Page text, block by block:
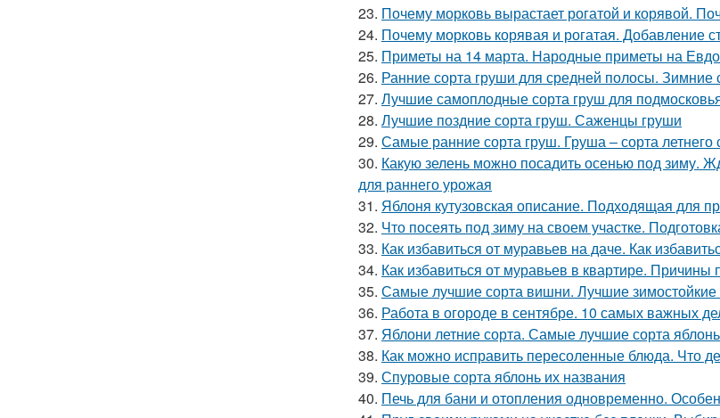
23. Почему морковь вырастает рогатой и корявой.
24. Почему морковь корявая и рогатая. Добавление
25. Приметы на 14 марта. Народные приметы на
26. Ранние сорта груши для средней полосы. Зимние
27. Лучшие самоплодные сорта груш для
28. Лучшие поздние сорта груш. Саженцы груши
29. Самые ранние сорта груш. Груша – сорта летнего
30. Какую зелень можно посадить осенью под зиму.
для раннего урожая
31. Яблоня кутузовская описание. Подходящая для
32. Что посеять под зиму на своем участке.
33. Как избавиться от муравьев на даче. Как
34. Как избавиться от муравьев в квартире.
35. Самые лучшие сорта вишни. Лучшие
36. Работа в огороде в сентябре. 10 самых важных
37. Яблони летние сорта. Самые лучшие сорта
38. Как можно исправить пересоленные блюда. Что
39. Спуровые сорта яблонь их названия
40. Печь для бани и отопления одновременно.